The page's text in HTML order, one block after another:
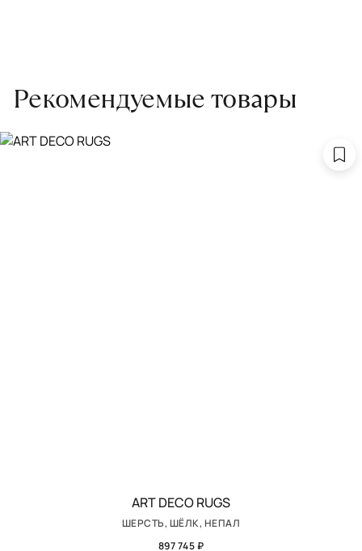
заборе ковра экспертом либо привозите его в салон.
Рекомендуемые товары
ART DECO RUGS
ШЕРСТЬ, ШЁЛК, НЕПАЛ
897 745 ₽